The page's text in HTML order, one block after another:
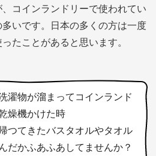
コインランドリーで使われてい
いです。日本の多くの方は一度
たことがあると思います。
濯物が溜まってコインランド
燥機かけた時
つてきたバスタオルやタオル
だかふあふあしてませんか？